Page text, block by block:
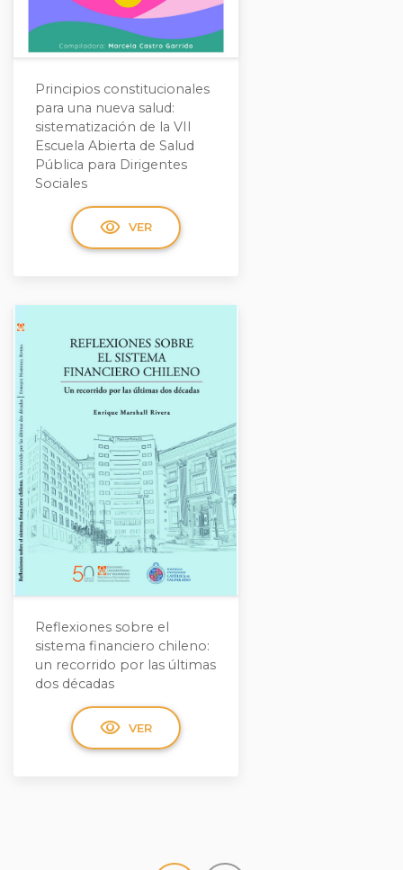
Principios constitucionales
para una nueva salud:
sistematización de la VII
Escuela Abierta de Salud
Pública para Dirigentes
Sociales
visibility VER
Reflexiones sobre el
sistema financiero chileno:
un recorrido por las últimas
dos décadas
visibility VER